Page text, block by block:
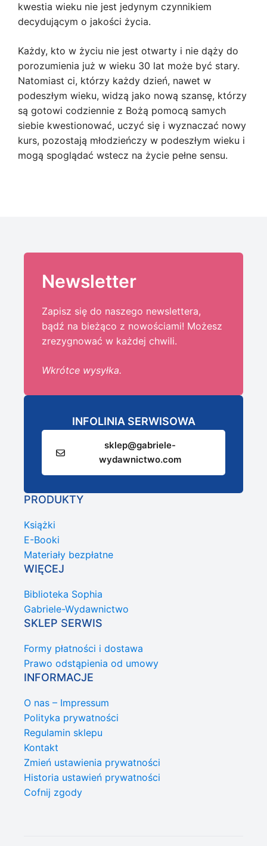
kwestia wieku nie jest jedynym czynnikiem
decydującym o jakości życia.
Każdy, kto w życiu nie jest otwarty i nie dąży do
porozumienia już w wieku 30 lat może być stary.
Natomiast ci, którzy każdy dzień, nawet w
podeszłym wieku, widzą jako nową szansę, którzy
są gotowi codziennie z Bożą pomocą samych
siebie kwestionować, uczyć się i wyznaczać nowy
kurs, pozostają młodzieńczy w podeszłym wieku i
mogą spoglądać wstecz na życie pełne sensu.
Newsletter
Zapisz się do naszego newslettera,
bądź na bieżąco z nowościami! Możesz
zrezygnować w każdej chwili.
Wkrótce wysyłka.
INFOLINIA SERWISOWA
sklep@gabriele-
wydawnictwo.com
PRODUKTY
Książki
E-Booki
Materiały bezpłatne
WIĘCEJ
Biblioteka Sophia
Gabriele-Wydawnictwo
SKLEP SERWIS
Formy płatności i dostawa
Prawo odstąpienia od umowy
INFORMACJE
O nas – Impressum
Polityka prywatności
Regulamin sklepu
Kontakt
Zmień ustawienia prywatności
Historia ustawień prywatności
Cofnij zgody